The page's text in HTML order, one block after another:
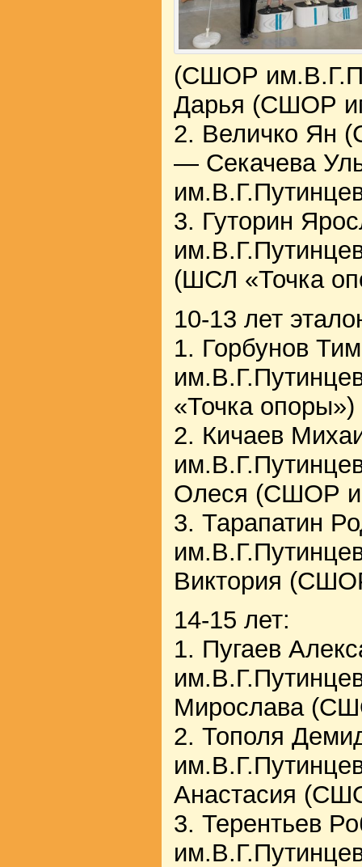
(СШОР
Дарья (СШОР
2. Величко Ян
— Секачева
3. Гуторин
(ШСЛ «Точка
10-13 лет
1. Горбунов
«Точка опоры»)
2. Кичаев
Олеся (СШОР
3. Тарапатин
Виктория
14-15 лет:
1. Пугаев
Мирослава
2. Тополя
Анастасия
3. Терентьев